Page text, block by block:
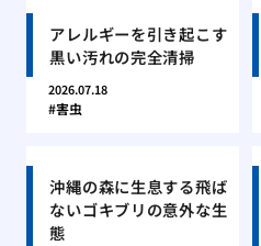
アレルギーを引き起こす
黒い汚れの完全清掃
2026.07.18
害虫
沖縄の森に生息する飛ば
ないゴキブリの意外な生
態